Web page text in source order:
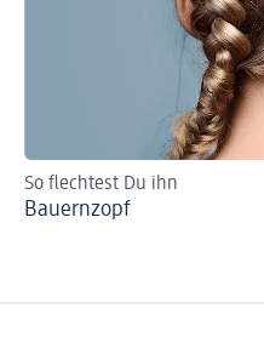
So flechtest Du ihn
Bauernzopf